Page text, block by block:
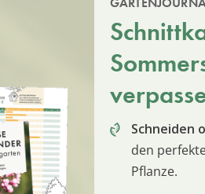
Schneiden
den
Pflanze.